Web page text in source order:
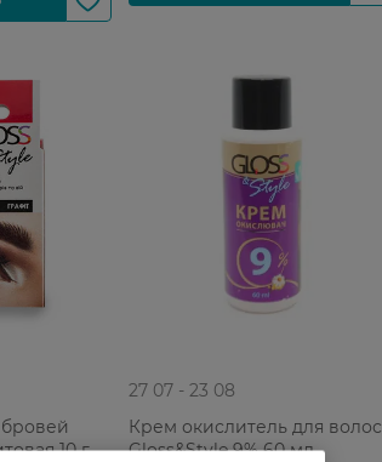
10 г
27 07 - 23 08
Крем окислитель для волос
Gloss&Style 9% 60 мл